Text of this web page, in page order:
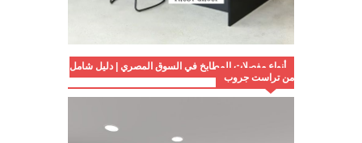
أنواع مفصلات المطابخ في السوق المصري | دليل شامل
من تراست جروب